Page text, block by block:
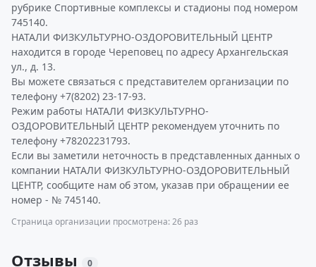
рубрике Спортивные комплексы и стадионы под номером
745140.
НАТАЛИ ФИЗКУЛЬТУРНО-ОЗДОРОВИТЕЛЬНЫЙ ЦЕНТР
находится в городе Череповец по адресу Архангельская
ул., д. 13.
Вы можете связаться с представителем организации по
телефону +7(8202) 23-17-93.
Режим работы НАТАЛИ ФИЗКУЛЬТУРНО-
ОЗДОРОВИТЕЛЬНЫЙ ЦЕНТР рекомендуем уточнить по
телефону +78202231793.
Если вы заметили неточность в представленных данных о
компании НАТАЛИ ФИЗКУЛЬТУРНО-ОЗДОРОВИТЕЛЬНЫЙ
ЦЕНТР, сообщите нам об этом, указав при обращении ее
номер - № 745140.
Страница организации просмотрена: 26 раз
Отзывы 0